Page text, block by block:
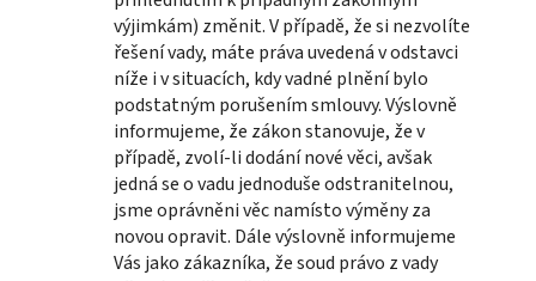
výjimkám) změnit. V případě, že si nezvolíte
řešení vady, máte práva uvedená v odstavci
níže i v situacích, kdy vadné plnění bylo
podstatným porušením smlouvy. Výslovně
informujeme, že zákon stanovuje, že v
případě, zvolí-li dodání nové věci, avšak
jedná se o vadu jednoduše odstranitelnou,
jsme oprávněni věc namísto výměny za
novou opravit. Dále výslovně informujeme
Vás jako zákazníka, že soud právo z vady